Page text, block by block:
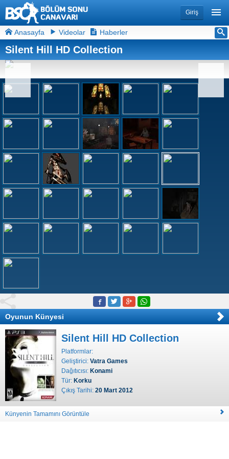
Giriş
Anasayfa Videolar Haberler
Silent Hill HD Collection
Oyunun Künyesi
Silent Hill HD Collection
Platformlar:
Geliştirici: Vatra Games
Dağıtıcısı: Konami
Tür: Korku
Çıkış Tarihi: 20 Mart 2012
Künyenin Tamamını Görüntüle